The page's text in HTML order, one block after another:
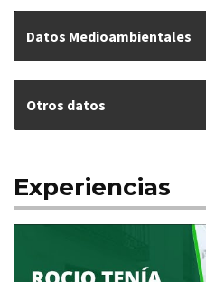
Datos Medioambientales
Otros datos
Experiencias